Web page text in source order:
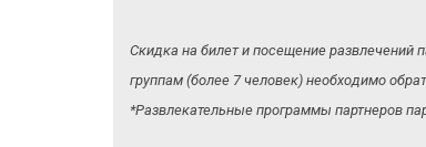
Скидка на билет и посещение развлечений
группам (более 7 человек) необходимо
*Развлекательные программы партнеров